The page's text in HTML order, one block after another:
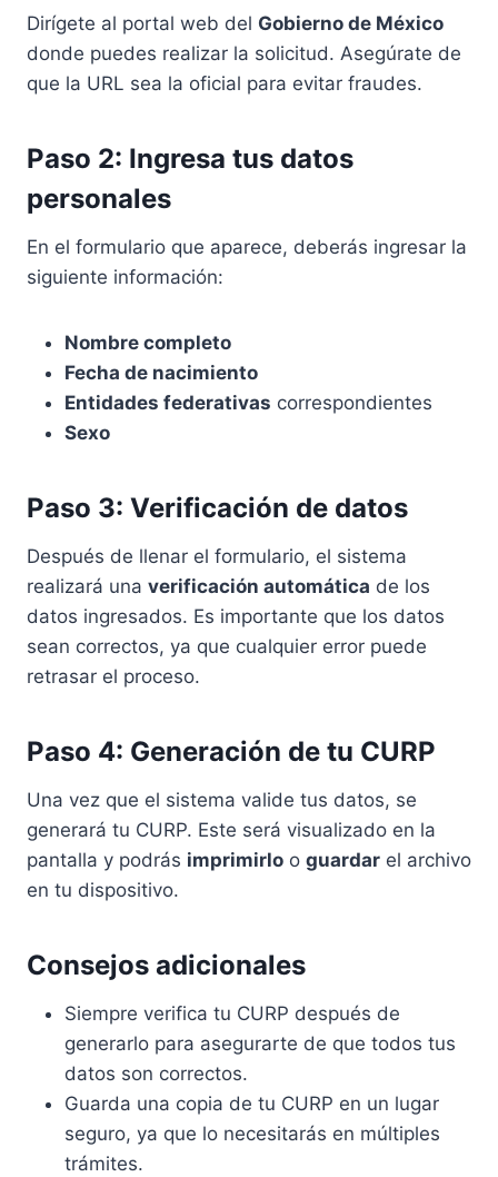
Dirígete al portal web del Gobierno de México
donde puedes realizar la solicitud. Asegúrate de
que la URL sea la oficial para evitar fraudes.
Paso 2: Ingresa tus datos
personales
En el formulario que aparece, deberás ingresar la
siguiente información:
Nombre completo
Fecha de nacimiento
Entidades federativas correspondientes
Sexo
Paso 3: Verificación de datos
Después de llenar el formulario, el sistema
realizará una verificación automática de los
datos ingresados. Es importante que los datos
sean correctos, ya que cualquier error puede
retrasar el proceso.
Paso 4: Generación de tu CURP
Una vez que el sistema valide tus datos, se
generará tu CURP. Este será visualizado en la
pantalla y podrás imprimirlo o guardar el archivo
en tu dispositivo.
Consejos adicionales
Siempre verifica tu CURP después de
generarlo para asegurarte de que todos tus
datos son correctos.
Guarda una copia de tu CURP en un lugar
seguro, ya que lo necesitarás en múltiples
trámites.